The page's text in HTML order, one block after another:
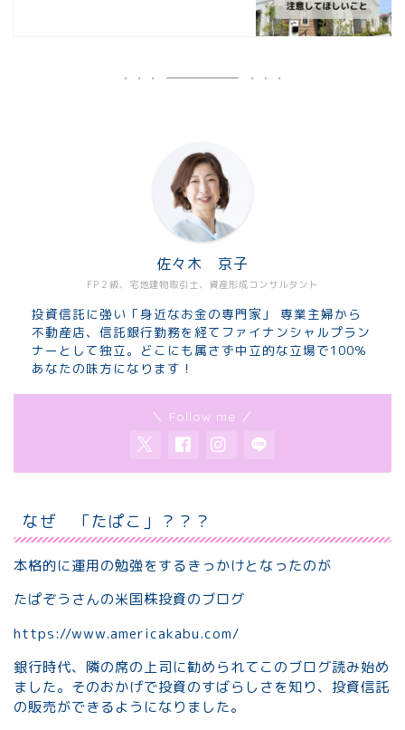
FP２級、宅地建物取引士、資産形成コンサルタント
佐々木 京子
投資信託に強い「身近なお金の専門家」 専業主婦から
不動産店、信託銀行勤務を経てファイナンシャルプラン
ナーとして独立。どこにも属さず中立的な立場で100％
あなたの味方になります！
＼ Follow me ／
なぜ 「たぱこ」？？？
本格的に運用の勉強をするきっかけとなったのが
たぱぞうさんの米国株投資のブログ
https://www.americakabu.com/
銀行時代、隣の席の上司に勧められてこのブログ読み始め
ました。そのおかげで投資のすばらしさを知り、投資信託
の販売ができるようになりました。